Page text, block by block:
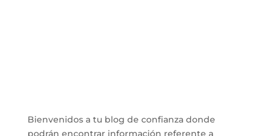
Bienvenidos a tu blog de confianza donde
podrán encontrar información referente a